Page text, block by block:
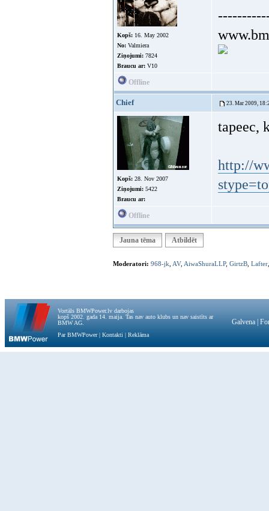
Kopš: 16. May 2002
No: Valmiera
Ziņojumi: 7824
Braucu ar: V10
Offline
Chief 23. Mar 2009,
Kopš: 28. Nov 2007
Ziņojumi: 5422
Braucu ar:
tapeec,
http://
Offline
Jauna tēma Atbildēt
Moderatori: 968-jk AV, AiwaShuraLLP, GirtzB Lafter
Vortāls BMWPower.lv darbojas
kopš 2002. gada 14. maija. Tas nav auto klubs un nav saistīts ar
BMW AG.
Par BMWPower| Kontakti | Reklāma
Galvena